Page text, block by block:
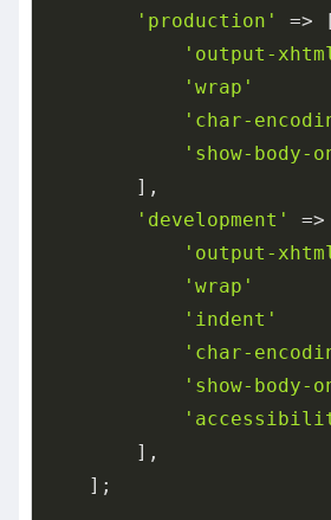
'production'
=>
'output-
'wrap'
'char-
'show-body-
        ],
'development'
'output-
'wrap'
'indent'
'char-
'show-body-
        ],
    ];